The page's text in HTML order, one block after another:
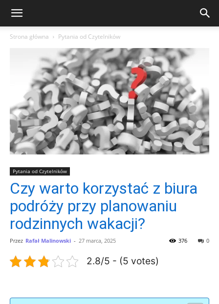
Strona główna Pytania od Czytelników
Pytania od Czytelników
Czy warto korzystać z biura
podróży przy planowaniu
rodzinnych wakacji?
Przez Rafał Malinowski - 27 marca, 2025 0
376
2.8/5 - (5 votes)